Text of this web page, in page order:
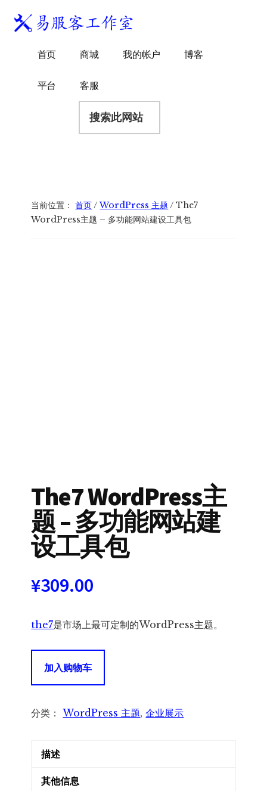
附
加
首页 商城 我的帐户 博客
平台
客服
当前位置：首页/ WordPress 主题 / The7
WordPress主题 – 多功能网站建设工具包
The7 WordPress主
题 – 多功能网站建
设工具包
¥309.00
the7是市场上最可定制的WordPress主题。
WordPress
题
加入购物车
分类：WordPress 主题,企业展示
描述
其他信息